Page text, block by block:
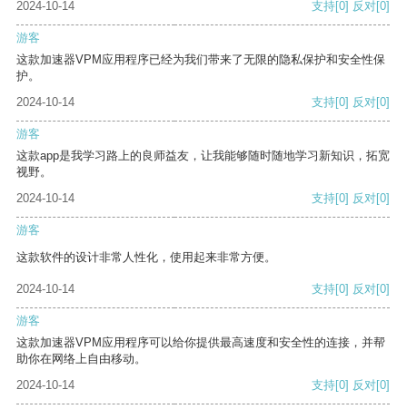
2024-10-14 支持[0] 反对[0]
游客
这款加速器VPM应用程序已经为我们带来了无限的隐私保护和安全性保
护。
2024-10-14
支持[0] 反对[0]
游客
这款app是我学习路上的良师益友，让我能够随时随地学习新知识，拓宽
视野。
2024-10-14
支持[0] 反对[0]
游客
这款软件的设计非常人性化，使用起来非常方便。
2024-10-14 支持[0] 反对[0]
游客
这款加速器VPM应用程序可以给你提供最高速度和安全性的连接，并帮
助你在网络上自由移动。
2024-10-14
支持[0] 反对[0]